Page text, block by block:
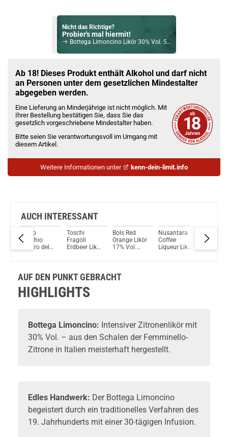
Nicht das Richtige?
Probier's mal hiermit!
Bottega Limoncino Likör 30% Vol. 500ml
Check das mal!
Flor de Cana Rum 7 Jahre Gran Reserva 40% Vol. 700ml
Du willst Kröten sparen?
Schau mal hier!
Vozol Whiz 40 Watt 4ml 1200mAh Pod System Kit Tide
Ab 18! Dieses Produkt enthält Alkohol und darf nicht
an Personen unter dem gesetzlichen Mindestalter
abgegeben werden.
Eine Lieferung an Minderjährige ist nicht möglich. Mit
Ihrer Bestellung bestätigen Sie, dass Sie das
gesetzlich vorgeschriebene Mindestalter haben.
Bitte seien Sie verantwortungsvoll im Umgang mit
diesem Artikel.
Weitere Informationen unter kenn-dein-limit.info
AUCH INTERESSANT
Caffo
Vecchio
Amaro del
Toschi
Fragoli
Erdbeer Likör
Bols Red
Orange Likör
17% Vol.
Nusantara
Coffee
Liqueur Likör
Bols
de
AUF DEN PUNKT GEBRACHT
HIGHLIGHTS
Bottega Limoncino: IntensiverZitronenlikörmit
30% Vol. – aus den Schalen der Femminello-
Zitrone in Italien meisterhaft hergestellt.
Edles Handwerk: Der Bottega Limoncino
begeistert durch ein traditionelles Verfahren des
19. Jahrhunderts mit einer 30-tägigen Infusion.